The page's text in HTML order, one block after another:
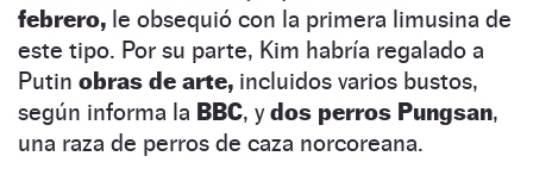
febrero, le obsequió con la primera limusina de
este tipo. Por su parte, Kim habría regalado a
Putin obras de arte, incluidos varios bustos,
según informa la BBC, ydos perros Pungsan,
una raza de perros de caza norcoreana.